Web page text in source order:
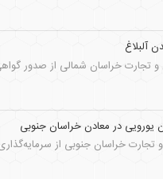
آلبلاغ
تجارت خراسان شمالی از صدور
۷۰ میلیون یورویی در معادن فلورین و فرآوری این ماده معدنی در استان خبر